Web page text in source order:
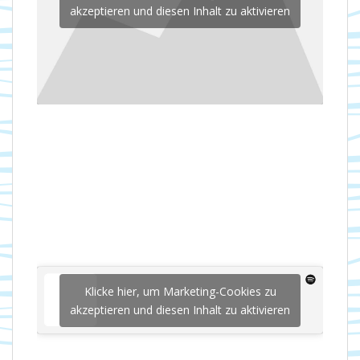
akzeptieren und diesen Inhalt zu aktivieren
Klicke hier, um Marketing-Cookies zu
akzeptieren und diesen Inhalt zu aktivieren